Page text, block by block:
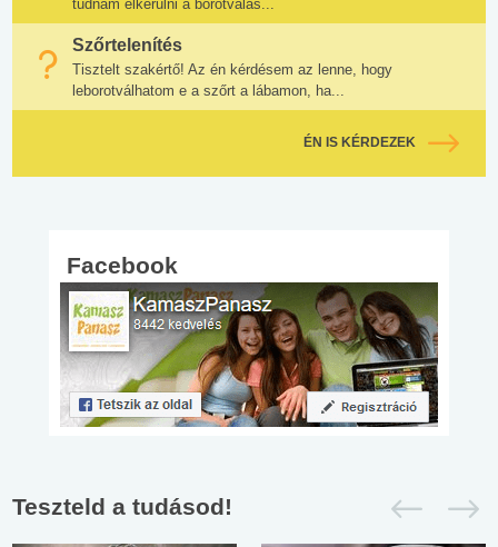
tudnám elkerülni a borotválás...
Szőrtelenítés
Tisztelt szakértő! Az én kérdésem az lenne, hogy
leborotválhatom e a szőrt a lábamon, ha...
ÉN IS KÉRDEZEK
Facebook
Teszteld a tudásod!